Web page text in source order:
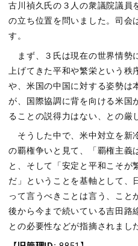
古川禎久氏の３人の衆議院議員
の立ち位置を問いました。司会
す。
まず、３氏は現在の世界情勢
上げてきた平和や繁栄という秩
や、米国の中国に対する姿勢は
が、国際協調に背を向ける米国
ることの説得力はない、との厳
そうした中で、米中対立を新
の覇権争いと見て、「覇権主義
と、そして「安定と平和こそが
だ」ということを基軸として、
って言うべきことは言う、こと
後から今まで続いている吉田路
との必要性などが指摘されまし